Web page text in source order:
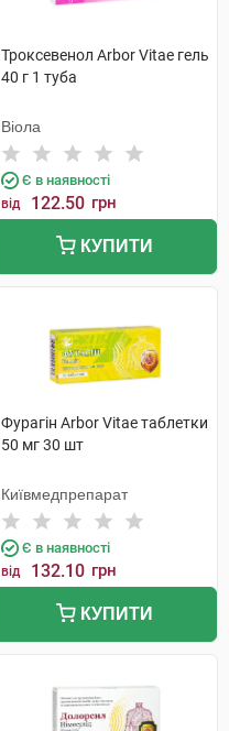
Троксевенол Arbor Vitae гель
40 г 1 туба
Віола
Є в наявності
від 122.50 грн
КУПИТИ
Фурагін Arbor Vitae таблетки
50 мг 30 шт
Київмедпрепарат
Є в наявності
від 132.10 грн
КУПИТИ